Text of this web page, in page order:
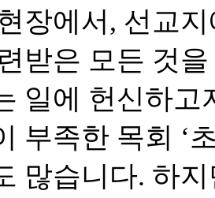
장에서, 선교
받은 모든 것
일에 헌신하
부족한 목회 ‘
많습니다. 하